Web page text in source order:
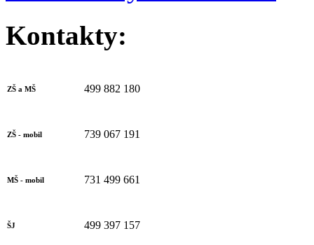
Kontakty:
ZŠ a MŠ 499 882 180
ZŠ - mobil 739 067 191
MŠ - mobil 731 499 661
ŠJ 499 397 157